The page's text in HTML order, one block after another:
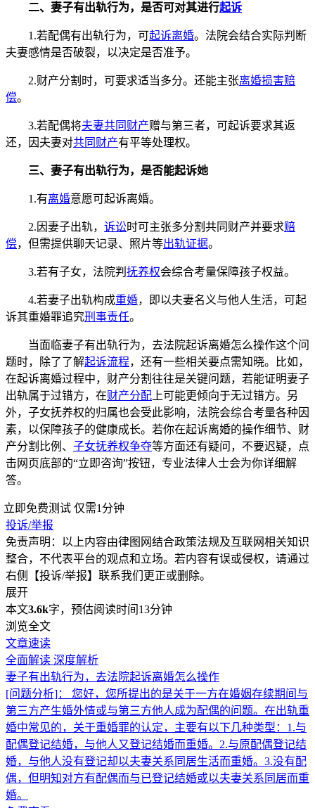
二、妻子有出轨行为，是否可对其进行起诉
1.若配偶有出轨行为，可起诉离婚。法院会结合实际判断
夫妻感情是否破裂，以决定是否准予。
2.财产分割时，可要求适当多分。还能主张离婚损害赔
偿。
3.若配偶将夫妻共同财产赠与第三者，可起诉要求其返
还，因夫妻对共同财产有平等处理权。
三、妻子有出轨行为，是否能起诉她
1.有离婚意愿可起诉离婚。
2.因妻子出轨， 诉讼时可主张多分割共同财产并要求赔
偿，但需提供聊天记录、照片等出轨证据。
3.若有子女，法院判 抚养权会综合考量保障孩子权益。
4.若妻子出轨构成重婚，即以夫妻名义与他人生活，可起
诉其重婚罪追究刑事责任。
当面临妻子有出轨行为，去法院起诉离婚怎么操作这个问
题时，除了了解起诉流程，还有一些相关要点需知晓。比如，
在起诉离婚过程中，财产分割往往是关键问题，若能证明妻子
出轨属于过错方，在财产分配 上可能更倾向于无过错方。另
外，子女抚养权的归属也会受此影响，法院会综合考量各种因
素，以保障孩子的健康成长。若你在起诉离婚的操作细节、财
产分割比例、 子女抚养权争夺等方面还有疑问，不要迟疑，点
击网页底部的“立即咨询”按钮，专业法律人士会为你详细解
答。
立即免费测试 仅需1分钟
投诉/举报
免责声明：以上内容由律图网结合政策法规及互联网相关知识
整合，不代表平台的观点和立场。若内容有误或侵权，请通过
右侧【投诉/举报】联系我们更正或删除。
展开
本文3.6k字，预估阅读时间13分钟
浏览全文
文章速读
全面解读 深度解析
妻子有出轨行为，去法院起诉离婚怎么操作
[问题分析]：
您好，您所提出的是关于一方在婚姻存续期间与
第三方产生婚外情或与第三方他人成为配偶的问题。在出轨重
婚中常见的，关于重婚罪的认定，主要有以下几种类型：1.与
配偶登记结婚，与他人又登记结婚而重婚。2.与原配偶登记结
婚，与他人没有登记却以夫妻关系同居生活而重婚。3.没有配
偶，但明知对方有配偶而与已登记结婚或以夫妻关系同居而重
婚。